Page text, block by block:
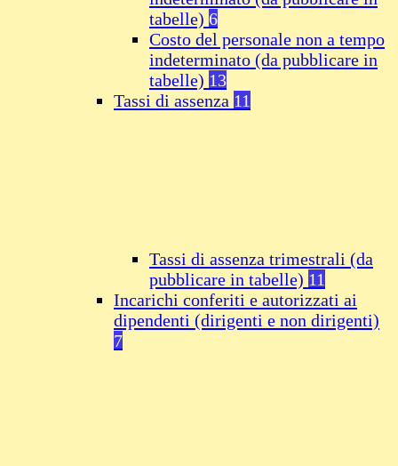
tabelle) 6
Costo del personale non a tempo
indeterminato (da pubblicare in
tabelle) 13
Tassi di assenza 11
Tassi di assenza trimestrali (da
pubblicare in tabelle) 11
Incarichi conferiti e autorizzati ai
dipendenti (dirigenti e non dirigenti)
7